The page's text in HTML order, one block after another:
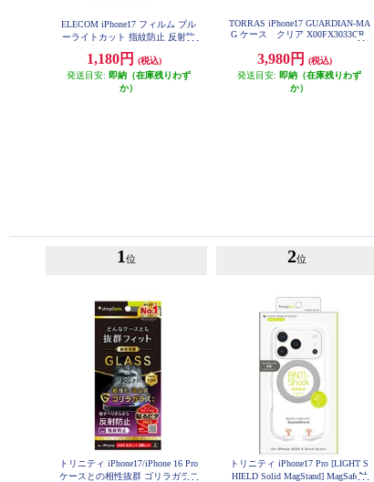
ELECOM iPhone17 フィルム ブル
ーライトカット 指紋防止 反射防
1,180円
(税込)
発送目安: 即納（在庫残りわず
か）
TORRAS iPhone17 GUARDIAN-MA
G ケース クリア X00FX3033CR
3,980円
(税込)
発送目安: 即納（在庫残りわず
か）
1 位
トリニティ iPhone17/iPhone 16 Pro
ケースとの相性抜群 ゴリラガラス
2位
トリニティ iPhone17 Pro [LIGHT S
HIELD Solid MagStand] MagSafe対